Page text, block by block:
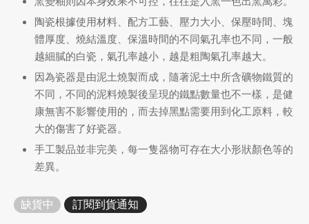
陶瓷根據使用材料、配方工藝、壓力大小、保壓時間、塊
體厚度、燒結溫度、保溫時間的不同氣孔率也不同，一般
越細膩的白瓷，氣孔率越小，越是粗陶氣孔率越大。
因為瓷器是由泥土燒製而成，隨著泥土中所含礦物鐵質的
不同，不同的泥料燒製後呈現的鐵點數量也不一樣，是健
康無害不影響使用的，而去掉黑點需要用到化工原料，較
大的傷害了好瓷器。
手工製品並非完美，每一隻器物可存在大小形狀顏色等的
差異。
缺貨中